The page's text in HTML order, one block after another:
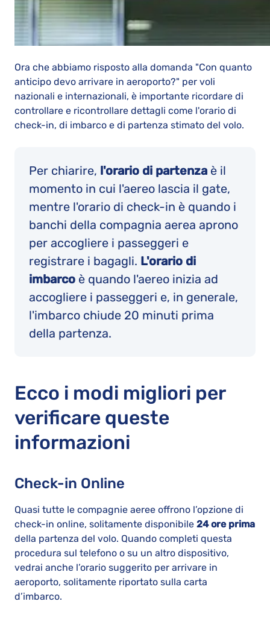
Ora che abbiamo risposto alla domanda "Con quanto
anticipo devo arrivare in aeroporto?" per voli
nazionali e internazionali, è importante ricordare di
controllare e ricontrollare dettagli come l'orario di
check-in, di imbarco e di partenza stimato del volo.
Per chiarire, l'orario di partenza è il
momento in cui l'aereo lascia il gate,
mentre l'orario di check-in è quando i
banchi della compagnia aerea aprono
per accogliere i passeggeri e
registrare i bagagli. L'orario di
imbarco è quando l'aereo inizia ad
accogliere i passeggeri e, in generale,
l'imbarco chiude 20 minuti prima
della partenza.
Ecco i modi migliori per
verificare queste
informazioni
Check-in Online
Quasi tutte le compagnie aeree offrono l’opzione di
check-in online, solitamente disponibile 24 ore prima
della partenza del volo. Quando completi questa
procedura sul telefono o su un altro dispositivo,
vedrai anche l’orario suggerito per arrivare in
aeroporto, solitamente riportato sulla carta
d’imbarco.